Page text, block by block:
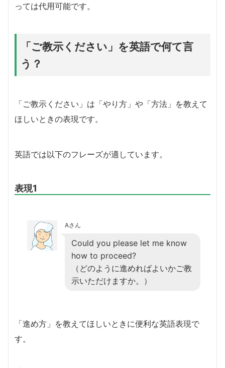
っては代用可能です。
「ご教示ください」を英語で何て言
う？
「ご教示ください」は「やり方」や「方法」を教えて
ほしいときの表現です。
英語では以下のフレーズが適しています。
表現1
Aさん
Could you please let me know
how to proceed?
（どのように進めればよいかご教
示いただけますか。）
「進め方」を教えてほしいときに便利な英語表現で
す。